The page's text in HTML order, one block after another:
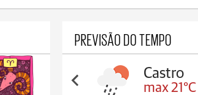
PREVISÃO DO TEMPO
Castro
max 21°C